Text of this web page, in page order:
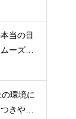
当の目
ーズな
環境に
きやカ